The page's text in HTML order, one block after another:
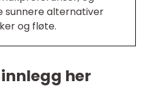
sunnere alternativer
og fløte.
innlegg her